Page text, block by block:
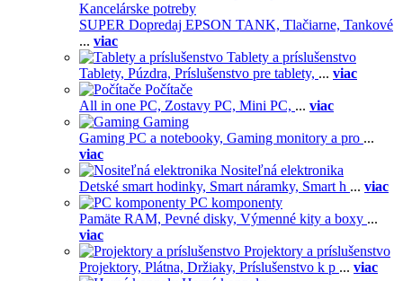
Kancelárske potreby
SUPER Dopredaj EPSON TANK, Tlačiarne, Tankové
... viac
Tablety a príslušenstvo
Tablety, Púzdra, Príslušenstvo pre tablety, ... viac
Počítače
All in one PC, Zostavy PC, Mini PC, ... viac
Gaming
Gaming PC a notebooky, Gaming monitory a pro ...
viac
Nositeľná elektronika
Detské smart hodinky, Smart náramky, Smart h ... viac
PC komponenty
Pamäte RAM, Pevné disky, Výmenné kity a boxy ...
viac
Projektory a príslušenstvo
Projektory, Plátna, Držiaky, Príslušenstvo k p ... viac